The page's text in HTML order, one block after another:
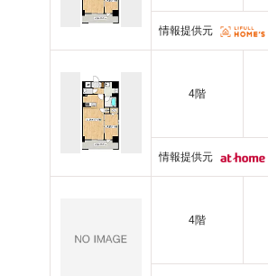
情報提供元
4階
情報提供元
4階